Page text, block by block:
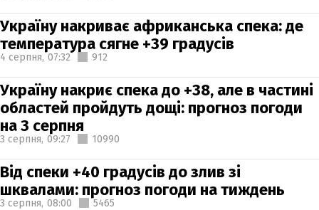
Україну накриває африканська спека: де
температура сягне +39 градусів
4 серпня, 07:32 912
Україну накриє спека до +38, але в частині
областей пройдуть дощі: прогноз погоди
на 3 серпня
3 серпня, 09:27 10990
Від спеки +40 градусів до злив зі
шквалами: прогноз погоди на тиждень
3 серпня, 08:00 5465